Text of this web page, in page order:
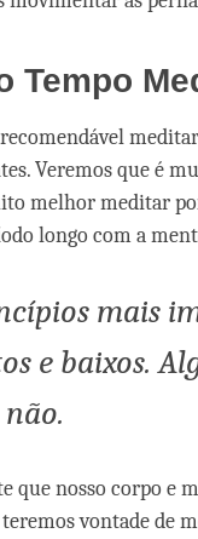
Tempo
Veremos que é
melhor meditar
longo com a
mais
e baixos.
.
que nosso corpo e
vontade de